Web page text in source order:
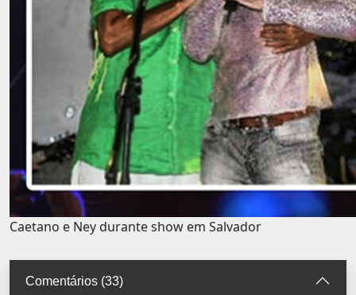
Caetano e Ney durante show em Salvador
Comentários (33)